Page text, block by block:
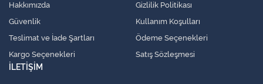
Hakkımızda
Güvenlik
Teslimat ve İade Şartları
Kargo Seçenekleri
Gizlilik Politikası
Kullanım Koşulları
Ödeme Seçenekleri
Satış Sözleşmesi
İLETİŞİM